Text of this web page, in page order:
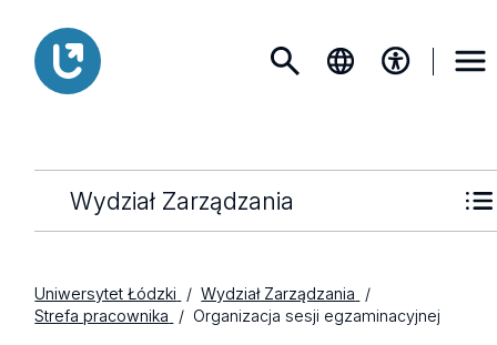
Wydział Zarządzania
Uniwersytet Łódzki
Wydział Zarządzania
Strefa pracownika
Organizacja sesji egzaminacyjnej